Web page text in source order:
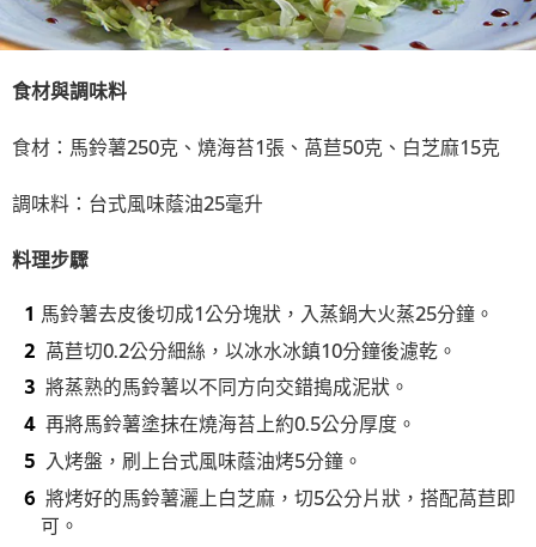
食材與調味料
食材：馬鈴薯250克、燒海苔1張、萵苣50克、白芝麻15克
調味料：台式風味蔭油25毫升
料理步驟
馬鈴薯去皮後切成1公分塊狀，入蒸鍋大火蒸25分鐘。
萵苣切0.2公分細絲，以冰水冰鎮10分鐘後濾乾。
將蒸熟的馬鈴薯以不同方向交錯搗成泥狀。
再將馬鈴薯塗抹在燒海苔上約0.5公分厚度。
入烤盤，刷上台式風味蔭油烤5分鐘。
將烤好的馬鈴薯灑上白芝麻，切5公分片狀，搭配萵苣即
可。